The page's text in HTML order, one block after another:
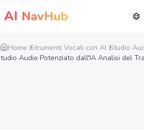
AI NavHub
Home Strumenti Vocali con AI Studio
Audio Potenziato dall'IA Analisi del